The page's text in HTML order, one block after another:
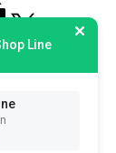
es Gratis
Line